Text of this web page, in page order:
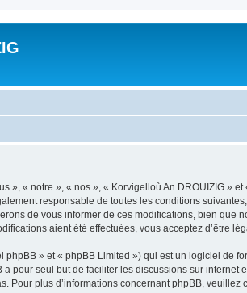
», « notre », « nos », « Korvigelloù An DROUIZIG »
responsable de toutes les conditions
de vous informer de ces modifications, bien
aient été effectuées, vous acceptez d’être
» et « phpBB Limited ») qui est un logiciel de
pour seul but de faciliter les discussions sur
Pour plus d’informations concernant phpBB, veuillez